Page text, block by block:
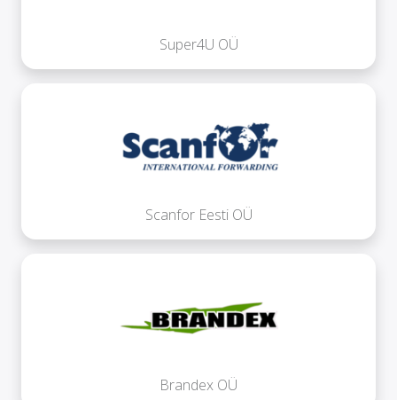
Super4U OÜ
Scanfor Eesti OÜ
Brandex OÜ